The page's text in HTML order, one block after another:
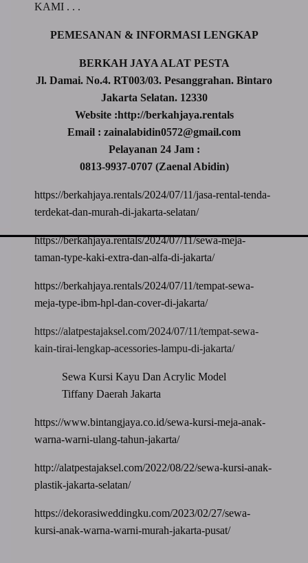
KAMI . . .
PEMESANAN & INFORMASI LENGKAP
BERKAH JAYA ALAT PESTA
Jl. Damai. No.4. RT003/03. Pesanggrahan. Bintaro
Jakarta Selatan. 12330
Website :http://berkahjaya.rentals
Email : zainalabidin0572@gmail.com
Pelayanan 24 Jam :
0813-9937-0707 (Zaenal Abidin)
https://berkahjaya.rentals/2024/07/11/jasa-rental-tenda-
terdekat-dan-murah-di-jakarta-selatan/
https://berkahjaya.rentals/2024/07/11/sewa-meja-
taman-type-kaki-extra-dan-alfa-di-jakarta/
https://berkahjaya.rentals/2024/07/11/tempat-sewa-
meja-type-ibm-hpl-dan-cover-di-jakarta/
https://alatpestajaksel.com/2024/07/11/tempat-sewa-
kain-tirai-lengkap-acessories-lampu-di-jakarta/
Sewa Kursi Kayu Dan Acrylic Model
Tiffany Daerah Jakarta
https://www.bintangjaya.co.id/sewa-kursi-meja-anak-
warna-warni-ulang-tahun-jakarta/
http://alatpestajaksel.com/2022/08/22/sewa-kursi-anak-
plastik-jakarta-selatan/
https://dekorasiweddingku.com/2023/02/27/sewa-
kursi-anak-warna-warni-murah-jakarta-pusat/